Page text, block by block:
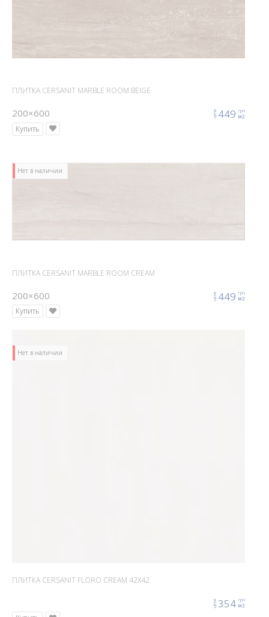
ПЛИТКА CERSANIT MARBLE ROOM BEIGE
200×600 цена 449 грн
м2
Купить
Нет в наличии
ПЛИТКА CERSANIT MARBLE ROOM CREAM
200×600 цена 449 грн
м2
Купить
Нет в наличии
ПЛИТКА CERSANIT FLORO CREAM 42X42
цена 354 грн
м2